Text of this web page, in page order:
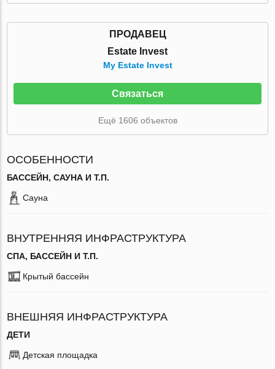
ПРОДАВЕЦ
Estate Invest
My Estate Invest
Связаться
Ещё 1606 объектов
ОСОБЕННОСТИ
БАССЕЙН, САУНА И Т.П.
Сауна
ВНУТРЕННЯЯ ИНФРАСТРУКТУРА
СПА, БАССЕЙН И Т.П.
Крытый бассейн
ВНЕШНЯЯ ИНФРАСТРУКТУРА
ДЕТИ
Детская площадка